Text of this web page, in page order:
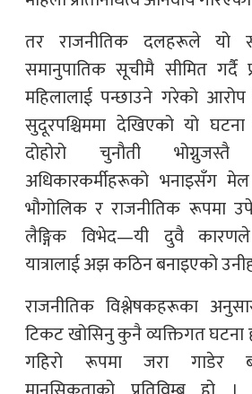
तर राजनीतिक दलहरूले यो
समानुपातिक सूचीमै सीमित गर्दै
महिलालाई पन्छाउने गरेको
सुदूरपश्चिममा देखिएको यो
दोहोरो चुनौती
अधिकारकर्मीहरूको भनाइसँग
भौगोलिक र राजनीतिक रूपमा
लैङ्गिक विभेद—यी दुवै
यात्रालाई अझ कठिन बनाइएको
राजनीतिक विश्लेषकहरूका
टिकट खोसिनु कुनै व्यक्तिगत घटना
गहिरो रूपमा जरा गाडेर